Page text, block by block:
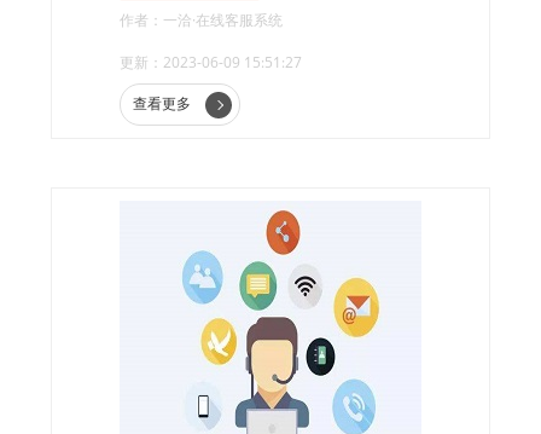
作者：一洽·在线客服系统
更新：2023-06-09 15:51:27
查看更多